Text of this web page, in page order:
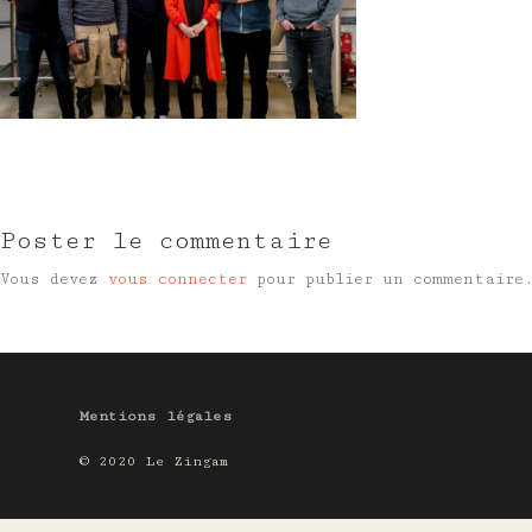
Poster le commentaire
Vous devez vous connecter pour publier un
Mentions légales
© 2020 Le Zingam